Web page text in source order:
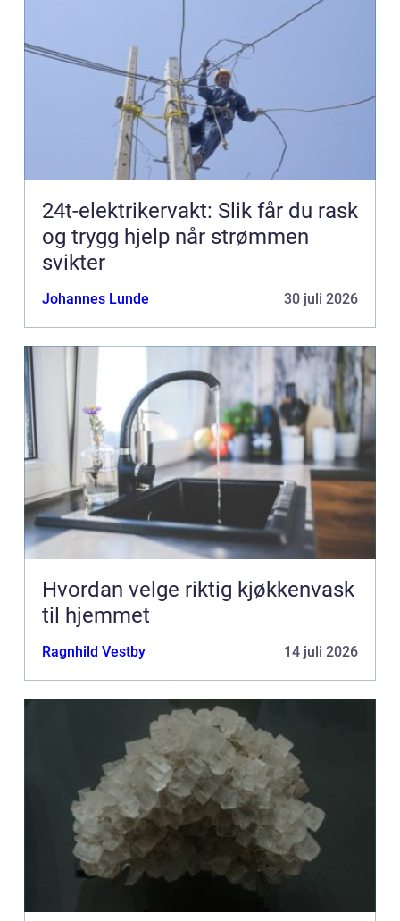
24t-elektrikervakt: Slik får du rask
og trygg hjelp når strømmen
svikter
Johannes Lunde 30 juli 2026
Hvordan velge riktig kjøkkenvask
til hjemmet
Ragnhild Vestby 14 juli 2026